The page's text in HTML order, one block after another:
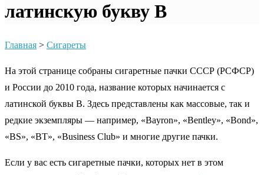
латинскую букву B
Главная > Сигареты
На этой странице собраны сигаретные пачки СССР (РСФСР)
и России до 2010 года, название которых начинается с
латинской буквы B. Здесь представлены как массовые, так и
редкие экземпляры — например, «Bayron», «Bentley», «Bond»,
«BS», «BT», «Business Club» и многие другие пачки.
Если у вас есть сигаретные пачки, которых нет в этом